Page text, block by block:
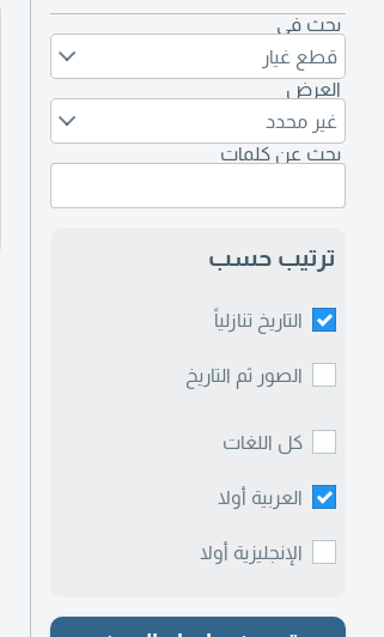
بحث في
قطع غيار
العرض
غير محدد
بحث عن كلمات
ترتيب حسب
التاريخ تنازلياً
الصور ثم التاريخ
كل اللغات
العربية أولا
الإنجليزية أولا